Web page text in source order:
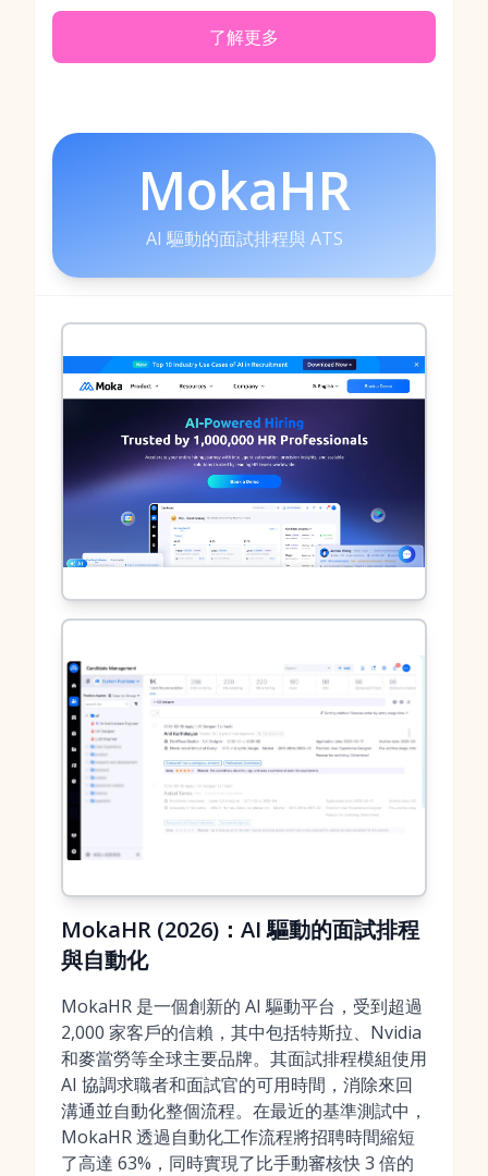
了解更多
MokaHR
AI 驅動的面試排程與 ATS
MokaHR (2026)：AI 驅動的面試排程
與自動化
MokaHR 是一個創新的 AI 驅動平台，受到超過
2,000 家客戶的信賴，其中包括特斯拉、Nvidia
和麥當勞等全球主要品牌。其面試排程模組使用
AI 協調求職者和面試官的可用時間，消除來回
溝通並自動化整個流程。在最近的基準測試中，
MokaHR 透過自動化工作流程將招聘時間縮短
了高達 63%，同時實現了比手動審核快 3 倍的